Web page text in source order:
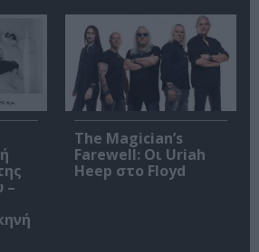
–
The Magician’s
Farewell: Οι Uriah
Heep στο Floyd